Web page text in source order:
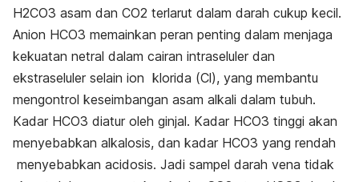
H2CO3 asam dan CO2 terlarut dalam darah cukup kecil.
Anion HCO3 memainkan peran penting dalam menjaga
kekuatan netral dalam cairan intraseluler dan
ekstraseluler selain ion klorida (Cl), yang membantu
mengontrol keseimbangan asam alkali dalam tubuh.
Kadar HCO3 diatur oleh ginjal. Kadar HCO3 tinggi akan
menyebabkan alkalosis, dan kadar HCO3 yang rendah
menyebabkan acidosis. Jadi sampel darah vena tidak